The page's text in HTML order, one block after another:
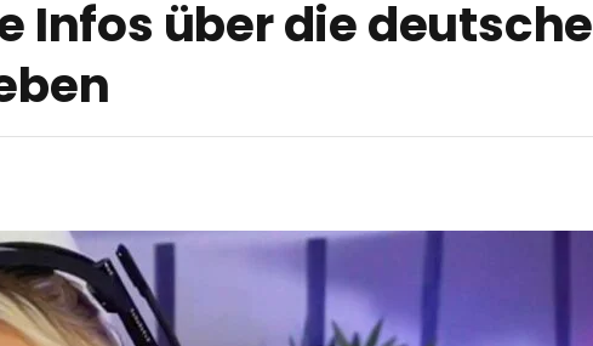
Infos über die deutsche